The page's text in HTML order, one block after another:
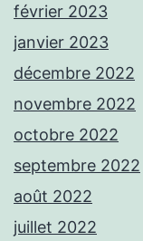
février 2023
janvier 2023
décembre 2022
novembre 2022
octobre 2022
septembre 2022
août 2022
juillet 2022